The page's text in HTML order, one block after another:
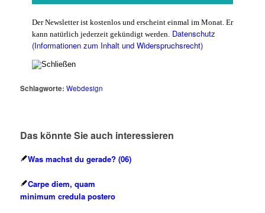
Der Newsletter ist kostenlos und erscheint einmal im Monat. Er
kann natürlich jederzeit gekündigt werden. Datenschutz
(Informationen zum Inhalt und Widerspruchsrecht)
Schlagworte: Webdesign
Das könnte Sie auch interessieren
Was machst du gerade? (06)
Carpe diem, quam
minimum credula postero